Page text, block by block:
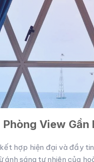
Phòng View Gần
hợp hiện đại và đầy
ánh sáng tự nhiên của